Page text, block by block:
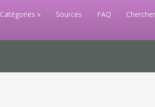
Catégories Sources FAQ